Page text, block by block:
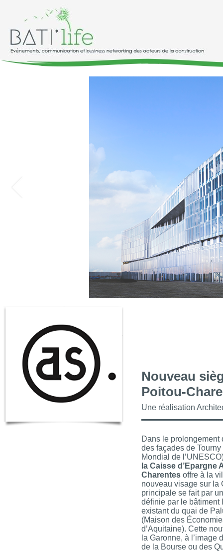
Nouveau
Poitou-
Une réalisation
Dans le prolongement
des façades de
Mondial de
la Caisse d’Epargne
Charentes offre à la
nouveau visage sur la
principale se fait par
définie par le bâtiment
existant du quai de
(Maison des
d’Aquitaine). Cette
la Garonne, à l’image
de la Bourse ou des